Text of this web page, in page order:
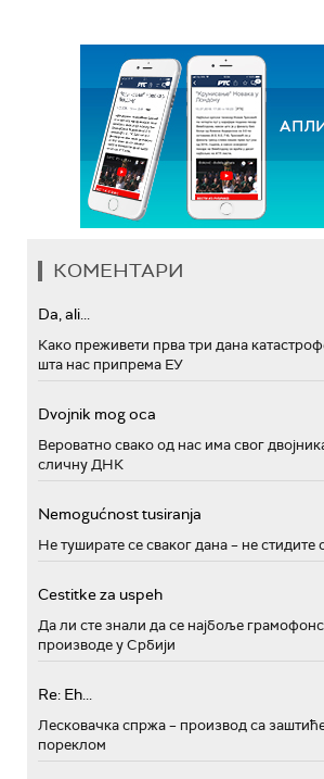
КОМЕНТАРИ
Da, ali...
Како преживети прва три дана
шта нас припрема ЕУ
Dvojnik mog oca
Вероватно свако од нас има свог
сличну ДНК
Nemogućnost tusiranja
Не туширате се сваког дана – не стидите
Cestitke za uspeh
Да ли сте знали да се најбоље
производе у Србији
Re: Eh...
Лесковачка спржа – производ са
пореклом